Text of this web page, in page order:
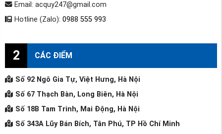
Email: acquy247@gmail.com
Hotline (Zalo): 0988 555 993
2 CÁC ĐIỂM
Số 92 Ngô Gia Tự, Việt Hưng, Hà Nội
Số 67 Thạch Bàn, Long Biên, Hà Nội
Số 18B Tam Trinh, Mai Động, Hà Nội
Số 343A Lũy Bán Bích, Tân Phú, TP Hồ Chí Minh